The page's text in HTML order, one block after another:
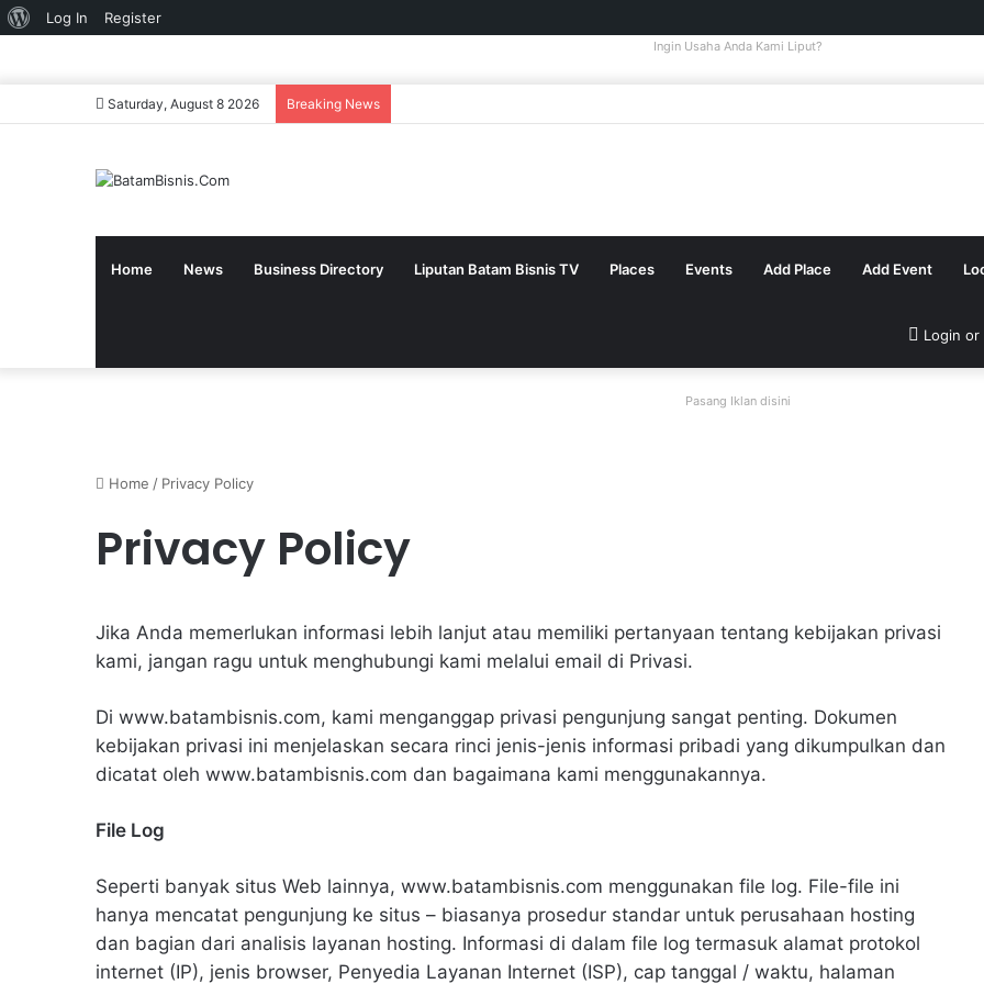
About
Log In Register
Ingin Usaha Anda Kami Liput?
Saturday, August 8 2026 Breaking News
Home News Business Directory Liputan Batam Bisnis TV Places Events Add Place Add Event
Login or
Pasang Iklan disini
Home / Privacy Policy
Privacy Policy
Jika Anda memerlukan informasi lebih lanjut atau memiliki pertanyaan tentang kebijakan privasi
kami, jangan ragu untuk menghubungi kami melalui email di Privasi.
Di www.batambisnis.com, kami menganggap privasi pengunjung sangat penting. Dokumen
kebijakan privasi ini menjelaskan secara rinci jenis-jenis informasi pribadi yang dikumpulkan dan
dicatat oleh www.batambisnis.com dan bagaimana kami menggunakannya.
File Log
Seperti banyak situs Web lainnya, www.batambisnis.com menggunakan file log. File-file ini
hanya mencatat pengunjung ke situs – biasanya prosedur standar untuk perusahaan hosting
dan bagian dari analisis layanan hosting. Informasi di dalam file log termasuk alamat protokol
internet (IP), jenis browser, Penyedia Layanan Internet (ISP), cap tanggal / waktu, halaman